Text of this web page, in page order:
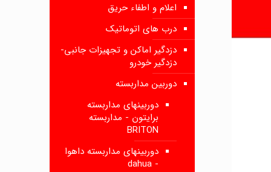
اعلام و اطفاء حریق
درب های اتوماتیک
دزدگیر اماکن و تجهیزات جانبی-
دزدگیر خودرو
دوربین مداربسته
دوربینهای مداربسته
برایتون - مداربسته
BRITON
دوربینهای مداربسته داهوا
- dahua